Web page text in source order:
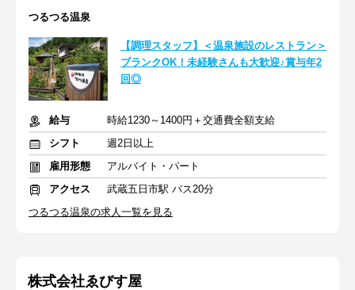
つるつる温泉
【調理スタッフ】＜温泉施設のレストラン＞
ブランクOK！未経験さんも大歓迎♪賞与年2
回◎
給与
時給1230～1400円＋交通費全額支給
シフト
週2日以上
雇用形態
アルバイト・パート
アクセス
武蔵五日市駅 バス20分
つるつる温泉の求人一覧を見る
株式会社ゑびす屋